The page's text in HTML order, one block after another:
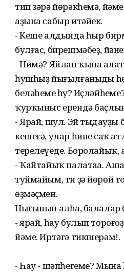
тип зәрә йөрәкһемә,
аҙына сабыр итәйек.
- Кеше алдында һыр
булғас, бирешмәбеҙ,
- Нимә? Яйлап ҡына
һушһыҙ йығылғаныңды
беләһеңме һуң?
ҡурҡыныс ерендә
- Ярай, шул. Эй тыңдауҙы
кешегә, улар һинең саҡ
терелеүеңде.
- Ҡайтайыҡ палатаңа.
туймайым, ти ҙә йөрөй
өҙмәҫмен.
Нығынып алһаң, балалар
- ярай, һау булып
йәме. Иртәгә тикшерәм!.
- Һау - шәпһегеме? Мына